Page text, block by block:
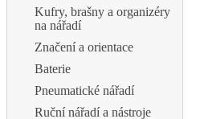
Kufry, brašny a organizéry
na nářadí
Značení a orientace
Baterie
Pneumatické nářadí
Ruční nářadí a nástroje